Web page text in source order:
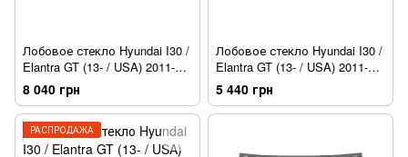
Лобовое стекло Hyundai I30 /
Elantra GT (13- / USA) 2011-
2017 Sekurit
8 040 грн
Лобовое стекло Hyundai I30 /
Elantra GT (13- / USA) 2011-
2017 Fuyao [датчик]
5 440 грн
РАСПРОДАЖА